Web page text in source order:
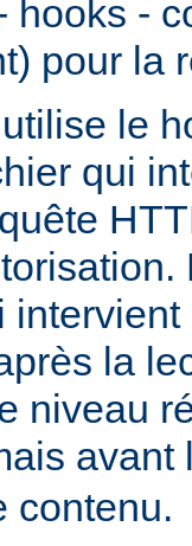
hooks -
pour la
le
qui
la
niveau
avant
contenu.